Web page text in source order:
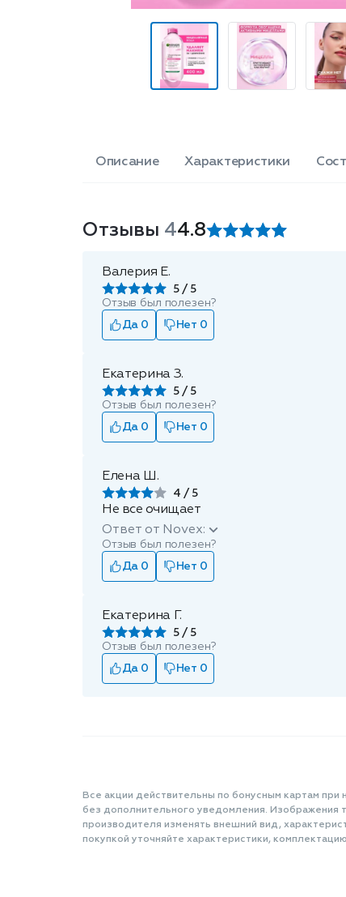
Описание Характеристики
Отзывы 44.8
Валерия Е.
5
Отзыв был полезен?
Да 0
Нет 0
Екатерина З.
5
Отзыв был полезен?
Да 0
Нет 0
Елена Ш.
4
Не все очищает
Ответ от Novex:
Отзыв был полезен?
Да 0
Нет 0
Екатерина Г.
5
Отзыв был полезен?
Да 0
Нет 0
Все акции действительны по бонусным картам
без дополнительного уведомления. Изображения
производителя изменять внешний вид,
покупкой уточняйте характеристики,